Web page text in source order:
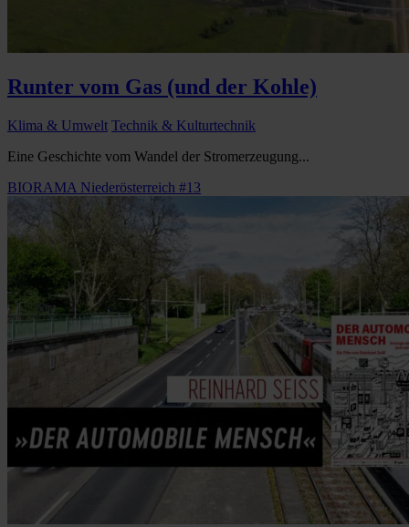
Runter vom Gas (und der Kohle)
Klima & Umwelt Technik & Kulturtechnik
Eine Geschichte vom Wandel der Stromerzeugung...
BIORAMA Niederösterreich #13